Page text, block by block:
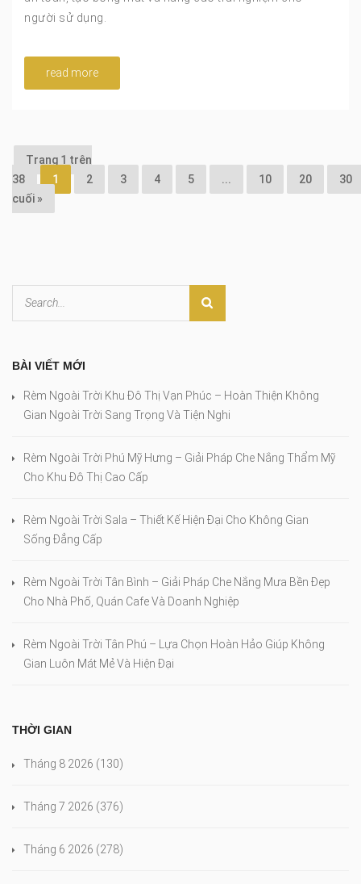
người sử dụng.
read more
Trang 1 trên
38
1 2 3 4 5 ... 10 20
30
cuối »
BÀI VIẾT MỚI
Rèm Ngoài Trời Khu Đô Thị Vạn Phúc – Hoàn Thiện Không
Gian Ngoài Trời Sang Trọng Và Tiện Nghi
Rèm Ngoài Trời Phú Mỹ Hưng – Giải Pháp Che Nắng Thẩm Mỹ
Cho Khu Đô Thị Cao Cấp
Rèm Ngoài Trời Sala – Thiết Kế Hiện Đại Cho Không Gian
Sống Đẳng Cấp
Rèm Ngoài Trời Tân Bình – Giải Pháp Che Nắng Mưa Bền Đẹp
Cho Nhà Phố, Quán Cafe Và Doanh Nghiệp
Rèm Ngoài Trời Tân Phú – Lựa Chọn Hoàn Hảo Giúp Không
Gian Luôn Mát Mẻ Và Hiện Đại
THỜI GIAN
Tháng 8 2026 (130)
Tháng 7 2026 (376)
Tháng 6 2026 (278)